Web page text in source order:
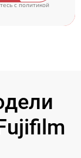
c политикой